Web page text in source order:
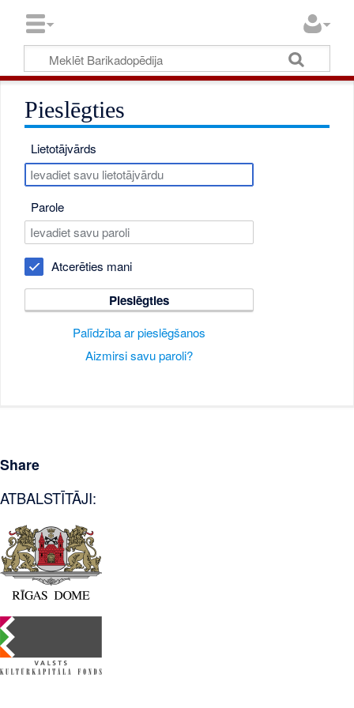
Pieslēgties
Lietotājvārds
Parole
Atcerēties mani
Pieslēgties
Palīdzība ar pieslēgšanos
Aizmirsi savu paroli?
Share
ATBALSTĪTĀJI: